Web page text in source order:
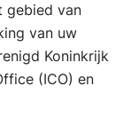
gebied van
van uw
Koninkrijk
(ICO) en